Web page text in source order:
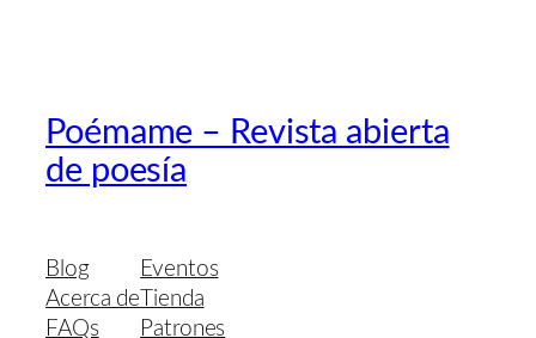
Poémame – Revista abierta
de poesía
Blog
Acerca de
FAQs
Eventos
Tienda
Patrones